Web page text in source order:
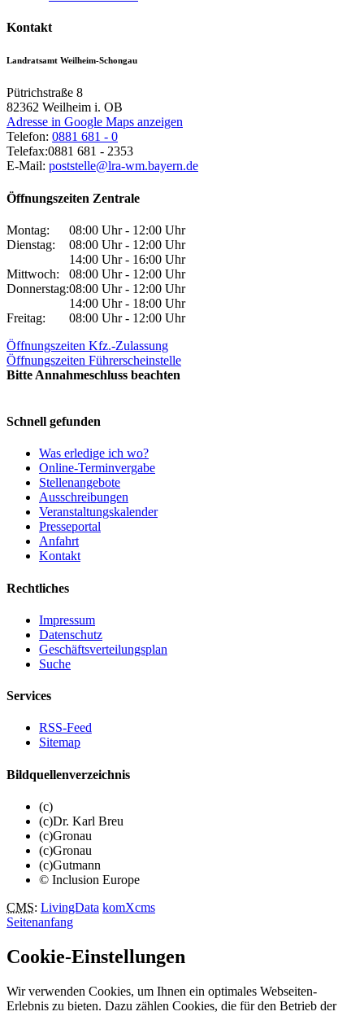
Kontakt
Landratsamt Weilheim-Schongau
Pütrichstraße 8
82362 Weilheim i. OB
Adresse in Google Maps anzeigen
Telefon: 0881 681 - 0
Telefax:0881 681 - 2353
E-Mail: poststelle@lra-wm.bayern.de
Öffnungszeiten Zentrale
Montag:
08:00 Uhr - 12:00 Uhr
Dienstag:
08:00 Uhr - 12:00 Uhr
14:00 Uhr - 16:00 Uhr
Mittwoch:
08:00 Uhr - 12:00 Uhr
Donnerstag:08:00 Uhr - 12:00 Uhr
14:00 Uhr - 18:00 Uhr
Freitag:
08:00 Uhr - 12:00 Uhr
Öffnungszeiten Kfz.-Zulassung
Öffnungszeiten Führerscheinstelle
Bitte Annahmeschluss beachten
Schnell gefunden
Was erledige ich wo?
Online-Terminvergabe
Stellenangebote
Ausschreibungen
Veranstaltungskalender
Presseportal
Anfahrt
Kontakt
Rechtliches
Impressum
Datenschutz
Geschäftsverteilungsplan
Suche
Services
RSS-Feed
Sitemap
Bildquellenverzeichnis
(c)
(c)Dr. Karl Breu
(c)Gronau
(c)Gronau
(c)Gutmann
© Inclusion Europe
CMS: LivingData komXcms
Seitenanfang
Cookie-Einstellungen
Wir verwenden Cookies, um Ihnen ein optimales Webseiten-
Erlebnis zu bieten. Dazu zählen Cookies, die für den Betrieb der